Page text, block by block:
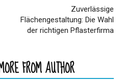
Zuverlässige
Flächengestaltung: Die Wahl
der richtigen Pflasterfirma
FROM AUTHOR